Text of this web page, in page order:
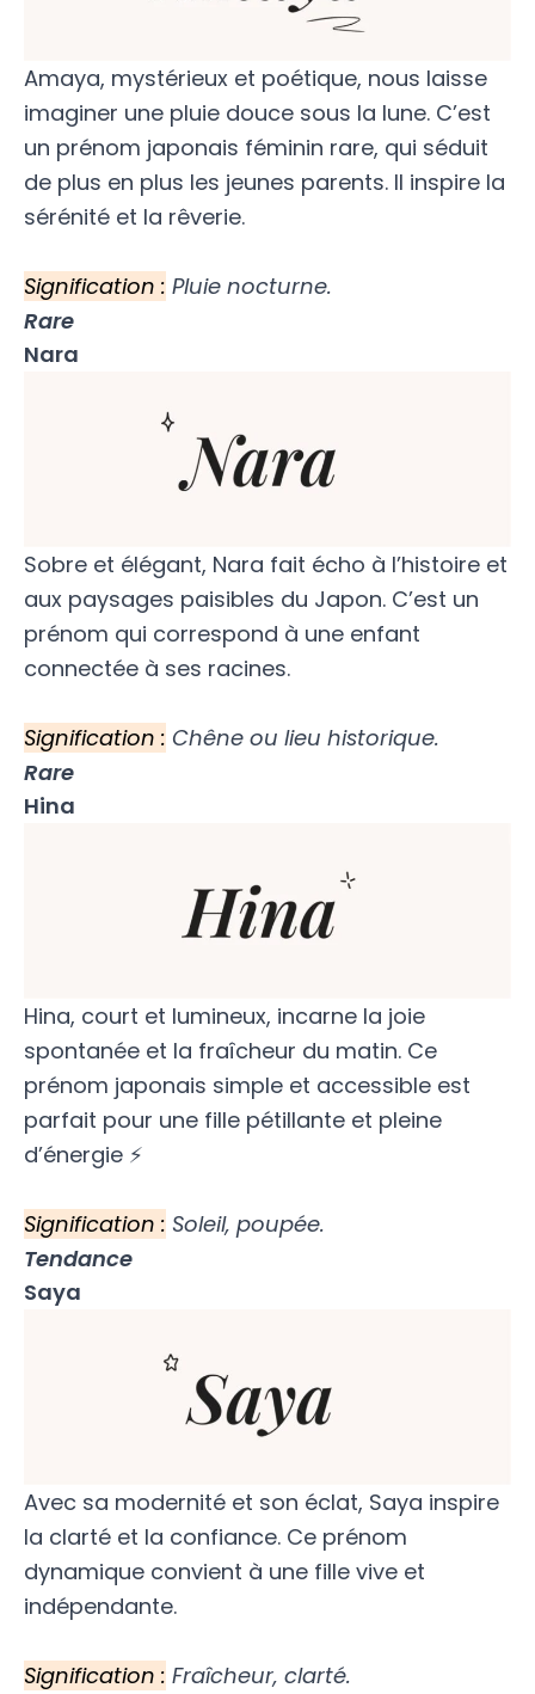
Amaya, mystérieux et poétique, nous laisse
imaginer une pluie douce sous la lune. C’est
un prénom japonais féminin rare, qui séduit
de plus en plus les jeunes parents. Il inspire la
sérénité et la rêverie.
Signification : Pluie nocturne.
Rare
Nara
Sobre et élégant, Nara fait écho à l’histoire et
aux paysages paisibles du Japon. C’est un
prénom qui correspond à une enfant
connectée à ses racines.
Signification : Chêne ou lieu historique.
Rare
Hina
Hina, court et lumineux, incarne la joie
spontanée et la fraîcheur du matin. Ce
prénom japonais simple et accessible est
parfait pour une fille pétillante et pleine
d’énergie ⚡
Signification : Soleil, poupée.
Tendance
Saya
Avec sa modernité et son éclat, Saya inspire
la clarté et la confiance. Ce prénom
dynamique convient à une fille vive et
indépendante.
Signification : Fraîcheur, clarté.